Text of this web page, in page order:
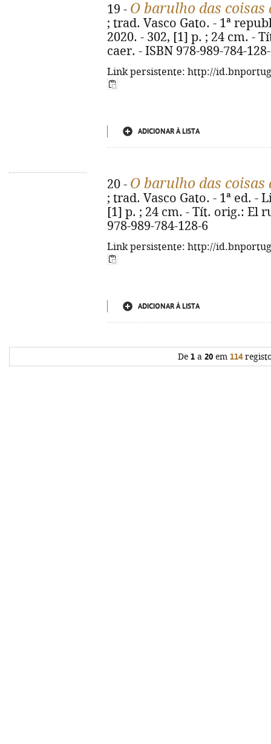
19 - O barulho das coisas
; trad. Vasco Gato. - 1ª
2020. - 302, [1] p. ; 24 cm. -
caer. - ISBN 978-989-784-
Link persistente: http://
ADICIONAR À LISTA
20 - O barulho das coisas
; trad. Vasco Gato. - 1ª ed. -
[1] p. ; 24 cm. - Tít. orig.: El
978-989-784-128-6
Link persistente: http://
ADICIONAR À LISTA
De 1 a 20 em 114